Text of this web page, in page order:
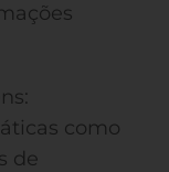
como
de